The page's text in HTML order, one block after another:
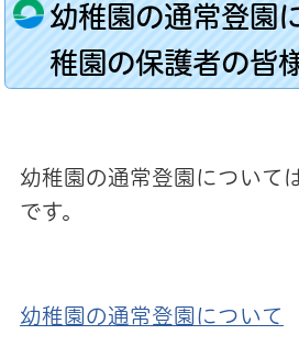
幼稚園の通常登園
稚園の保護者の皆
幼稚園の通常登園について
です。
幼稚園の通常登園について